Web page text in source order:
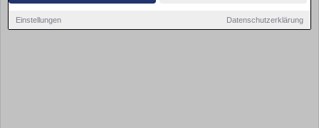
Einstellungen Datenschutzerklärung